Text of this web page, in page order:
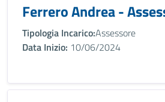
Ferrero Andrea -
Tipologia Incarico:Assessore
Data Inizio: 10/06/2024